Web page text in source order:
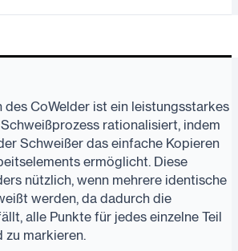
des CoWelder ist ein leistungsstarkes
rationalisiert, indem
Schweißer das einfache Kopieren
ermöglicht. Diese
nützlich, wenn mehrere identische
werden, da dadurch die
alle Punkte für jedes einzelne Teil
zu markieren.